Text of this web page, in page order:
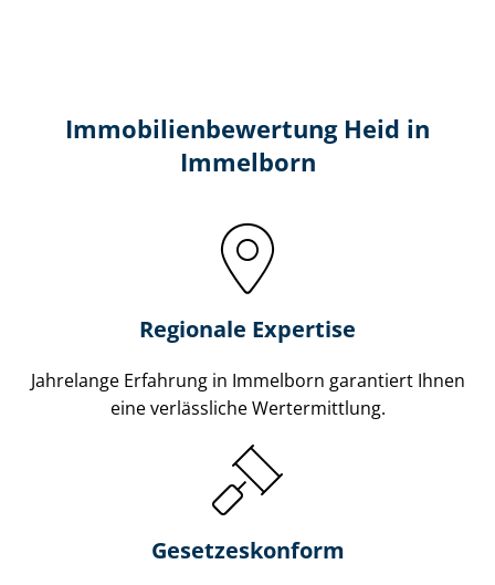
Immobilien­bewertung Heid in
Immelborn
Regionale Expertise
Jahrelange Erfahrung in Immelborn garantiert Ihnen
eine verlässliche Wertermittlung.
Gesetzes­konform